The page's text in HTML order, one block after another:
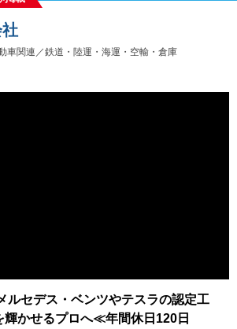
車関連／鉄道・陸運・海運・空輸・倉庫
ルセデス・ベンツやテスラの認定工
輝かせるプロへ≪年間休日120日